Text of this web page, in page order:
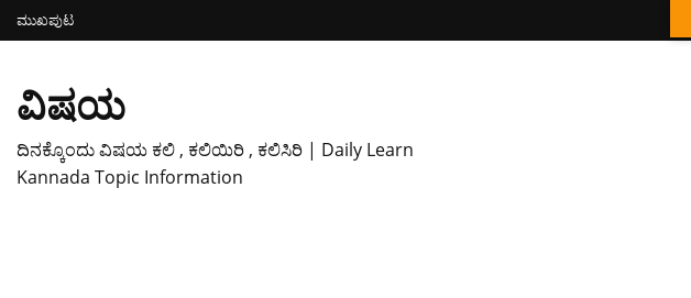
ಮುಖಪುಟ
ವಿಷಯ
ದಿನಕ್ಕೊಂದು ವಿಷಯ ಕಲಿ , ಕಲಿಯಿರಿ , ಕಲಿಸಿರಿ | Daily Learn
Kannada Topic Information